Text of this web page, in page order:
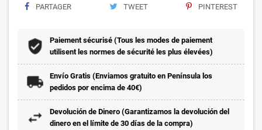
PARTAGER TWEET PINTEREST
Paiement sécurisé (Tous les modes de paiement
utilisent les normes de sécurité les plus élevées)
Envío Gratis (Enviamos gratuito en Península los
pedidos por encima de 40€)
Devolución de Dinero (Garantizamos la devolución del
dinero en el límite de 30 días de la compra)